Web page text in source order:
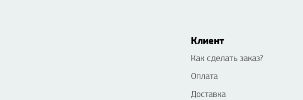
Клиент
Как сделать заказ?
Оплата
Доставка